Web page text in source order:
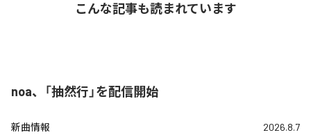
こんな記事も読まれています
noa、「抽然行」を配信開始
新曲情報 2026.8.7